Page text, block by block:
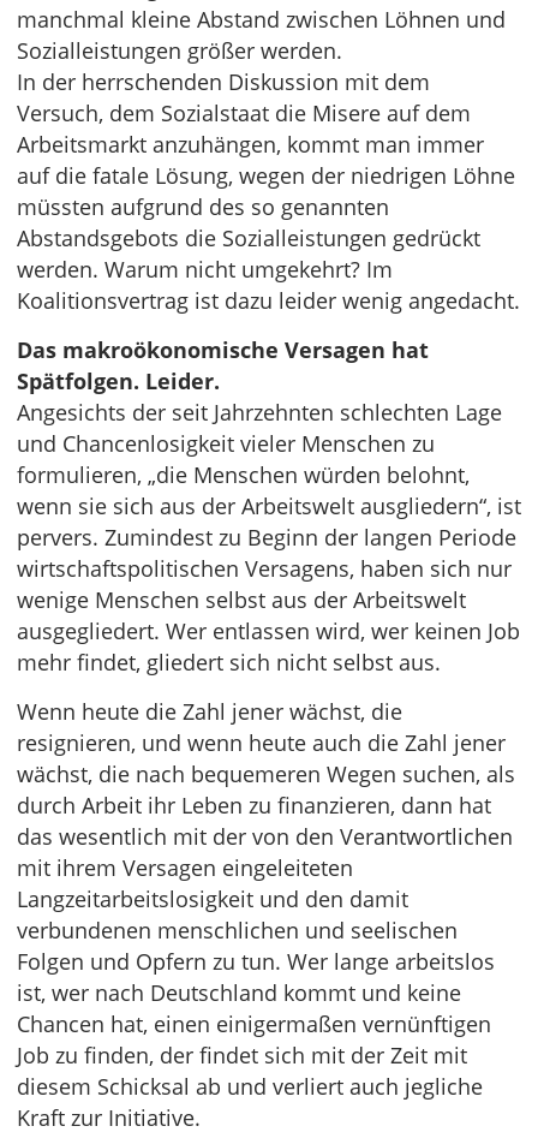
manchmal kleine Abstand zwischen Löhnen und
Sozialleistungen größer werden.
In der herrschenden Diskussion mit dem
Versuch, dem Sozialstaat die Misere auf dem
Arbeitsmarkt anzuhängen, kommt man immer
auf die fatale Lösung, wegen der niedrigen Löhne
müssten aufgrund des so genannten
Abstandsgebots die Sozialleistungen gedrückt
werden. Warum nicht umgekehrt? Im
Koalitionsvertrag ist dazu leider wenig angedacht.
Das makroökonomische Versagen hat
Spätfolgen. Leider.
Angesichts der seit Jahrzehnten schlechten Lage
und Chancenlosigkeit vieler Menschen zu
formulieren, „die Menschen würden belohnt,
wenn sie sich aus der Arbeitswelt ausgliedern“, ist
pervers. Zumindest zu Beginn der langen Periode
wirtschaftspolitischen Versagens, haben sich nur
wenige Menschen selbst aus der Arbeitswelt
ausgegliedert. Wer entlassen wird, wer keinen Job
mehr findet, gliedert sich nicht selbst aus.
Wenn heute die Zahl jener wächst, die
resignieren, und wenn heute auch die Zahl jener
wächst, die nach bequemeren Wegen suchen, als
durch Arbeit ihr Leben zu finanzieren, dann hat
das wesentlich mit der von den Verantwortlichen
mit ihrem Versagen eingeleiteten
Langzeitarbeitslosigkeit und den damit
verbundenen menschlichen und seelischen
Folgen und Opfern zu tun. Wer lange arbeitslos
ist, wer nach Deutschland kommt und keine
Chancen hat, einen einigermaßen vernünftigen
Job zu finden, der findet sich mit der Zeit mit
diesem Schicksal ab und verliert auch jegliche
Kraft zur Initiative.